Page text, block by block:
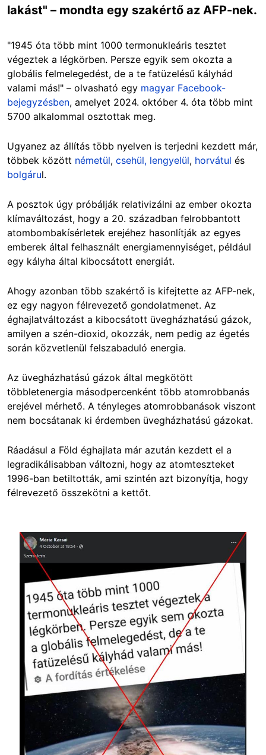
lakást" – mondta egy szakértő az AFP-nek.
"1945 óta több mint 1000 termonukleáris tesztet
végeztek a légkörben. Persze egyik sem okozta a
globális felmelegedést, de a te fatüzelésű kályhád
valami más!" – olvasható egy magyar Facebook-
bejegyzésben, amelyet 2024. október 4. óta több mint
5700 alkalommal osztottak meg.
Ugyanez az állítás több nyelven is terjedni kezdett már,
többek között németül, csehül, lengyelül, horvátul és
bolgárul.
A posztok úgy próbálják relativizálni az ember okozta
klímaváltozást, hogy a 20. században felrobbantott
atombombakísérletek erejéhez hasonlítják az egyes
emberek által felhasznált energiamennyiséget, például
egy kályha által kibocsátott energiát.
Ahogy azonban több szakértő is kifejtette az AFP-nek,
ez egy nagyon félrevezető gondolatmenet. Az
éghajlatváltozást a kibocsátott üvegházhatású gázok,
amilyen a szén-dioxid, okozzák, nem pedig az égetés
során közvetlenül felszabaduló energia.
Az üvegházhatású gázok által megkötött
többletenergia másodpercenként több atomrobbanás
erejével mérhető. A tényleges atomrobbanások viszont
nem bocsátanak ki érdemben üvegházhatású gázokat.
Ráadásul a Föld éghajlata már azután kezdett el a
legradikálisabban változni, hogy az atomteszteket
1996-ban betiltották, ami szintén azt bizonyítja, hogy
félrevezető összekötni a kettőt.
Image